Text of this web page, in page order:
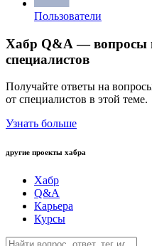
Пользователи
Хабр Q&A — вопросы
специалистов
Получайте ответы на
от специалистов в этой теме.
Узнать больше
другие проекты хабра
Хабр
Q&A
Карьера
Курсы